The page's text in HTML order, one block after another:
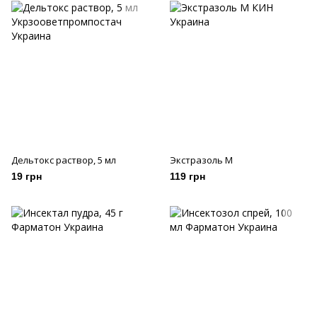
Дельтокс раствор, 5 мл
19 грн
Экстразоль М
119 грн